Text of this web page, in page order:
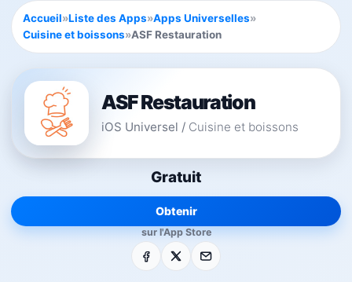
Accueil»Liste des Apps»Apps Universelles»
Cuisine et boissons»ASF Restauration
ASF Restauration
iOS Universel / Cuisine et boissons
Gratuit
Obtenir
sur l'App Store
Facebook E-mail